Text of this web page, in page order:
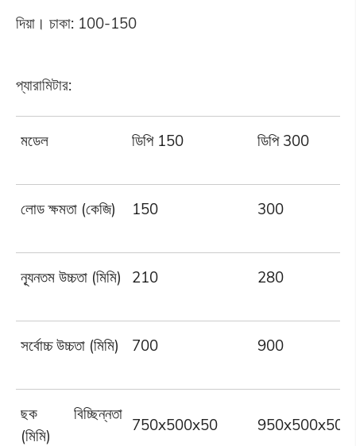
দিয়া। চাকা: 100-150
প্যারামিটার:
মডেল ডিপি 150 ডিপি 300
লোড ক্ষমতা (কেজি) 150 300
ন্যূনতম উচ্চতা (মিমি) 210 280
সর্বোচ্চ উচ্চতা (মিমি) 700 900
ছক বিচ্ছিন্নতা
(মিমি)
750x500x50 950x500x50